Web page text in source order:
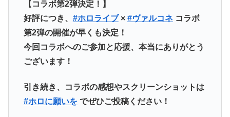
【コラボ第2弾決定！】
好評につき、 #ホロライブ× #ヴァルコネ コラボ
第2弾の開催が早くも決定！
今回コラボへのご参加と応援、本当にありがとう
ございます！
引き続き、コラボの感想やスクリーンショットは
#ホロに願いをでぜひご投稿ください！